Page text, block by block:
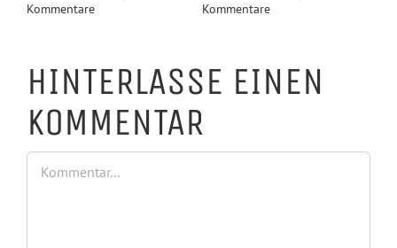
Kommentare
Kommentare
HINTERLASSE EINEN
KOMMENTAR
Kommentar